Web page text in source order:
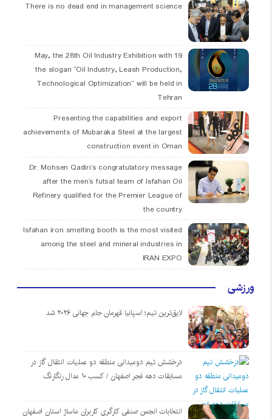
There is no dead end in management science
19 May, the 28th Oil Industry Exhibition with
the slogan “Oil Industry, Leash Production,
Technological Optimization” will be held in
Tehran
Presenting the capabilities and export
achievements of Mubaraka Steel at the largest
construction event in Oman
Dr. Mohsen Qadiri’s congratulatory message
after the men’s futsal team of Isfahan Oil
Refinery qualified for the Premier League of
the country
Isfahan iron smelting booth is the most visited
among the steel and mineral industries in
IRAN EXPO
ورزشی
لایق‌ترین تیم؛ اسپانیا قهرمان جام جهانی ۲۰۲۶ شد
درخشش تیم دومیدانی منطقه دو عملیات انتقال گاز در
مسابقات دهه فجر اصفهان / کسب ۱۰ مدال رنگارنگ
انتخابات انجمن صنفی کارگری کاربران ماساژ استان اصفهان